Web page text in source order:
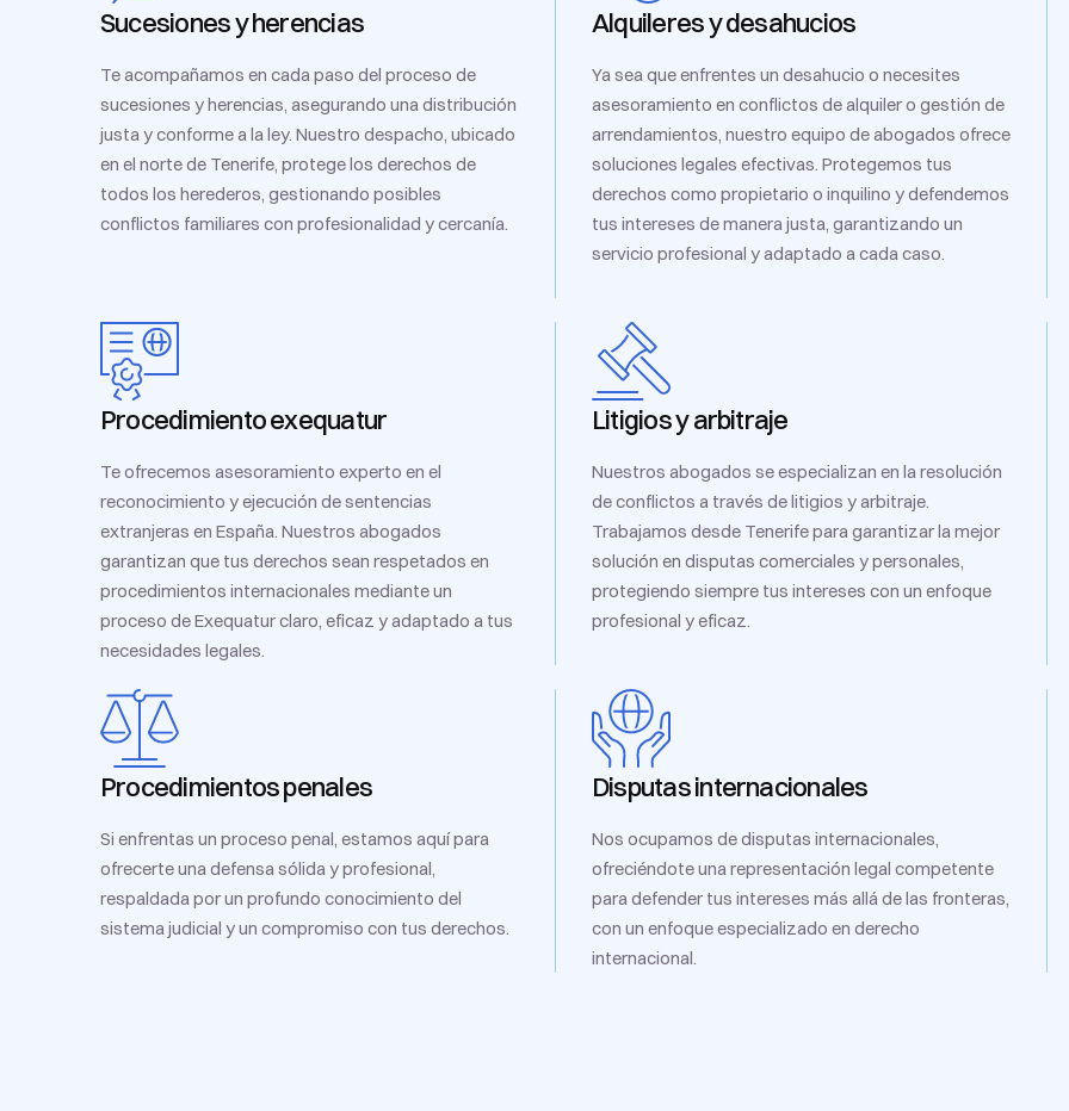
Sucesiones y herencias
Te acompañamos en cada paso del proceso de
sucesiones y herencias, asegurando una distribución
justa y conforme a la ley. Nuestro despacho, ubicado
en el norte de Tenerife, protege los derechos de
todos los herederos, gestionando posibles
conflictos familiares con profesionalidad y cercanía.
Alquileres y desahucios
Ya sea que enfrentes un desahucio o necesites
asesoramiento en conflictos de alquiler o gestión de
arrendamientos, nuestro equipo de abogados ofrece
soluciones legales efectivas. Protegemos tus
derechos como propietario o inquilino y defendemos
tus intereses de manera justa, garantizando un
servicio profesional y adaptado a cada caso.
Procedimiento exequatur
Te ofrecemos asesoramiento experto en el
reconocimiento y ejecución de sentencias
extranjeras en España. Nuestros abogados
garantizan que tus derechos sean respetados en
procedimientos internacionales mediante un
proceso de Exequatur claro, eficaz y adaptado a tus
necesidades legales.
Litigios y arbitraje
Nuestros abogados se especializan en la resolución
de conflictos a través de litigios y arbitraje.
Trabajamos desde Tenerife para garantizar la mejor
solución en disputas comerciales y personales,
protegiendo siempre tus intereses con un enfoque
profesional y eficaz.
Procedimientos penales
Si enfrentas un proceso penal, estamos aquí para
ofrecerte una defensa sólida y profesional,
respaldada por un profundo conocimiento del
sistema judicial y un compromiso con tus derechos.
Disputas internacionales
Nos ocupamos de disputas internacionales,
ofreciéndote una representación legal competente
para defender tus intereses más allá de las fronteras,
con un enfoque especializado en derecho
internacional.